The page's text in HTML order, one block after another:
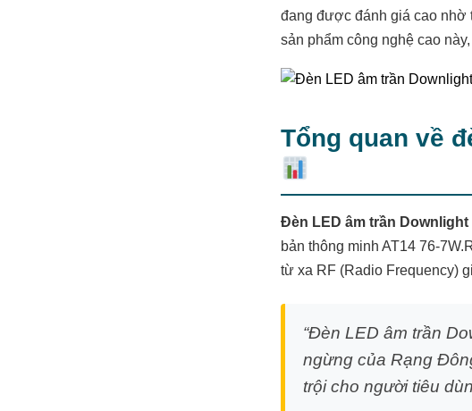
đang được đánh giá cao nhờ
sản phẩm công nghệ cao
Tổng quan về
Đèn LED âm trần Downlight
bản thông minh AT14 76-
từ xa RF (Radio Frequency)
“Đèn LED âm trần
ngừng của Rạng
trội cho người tiêu